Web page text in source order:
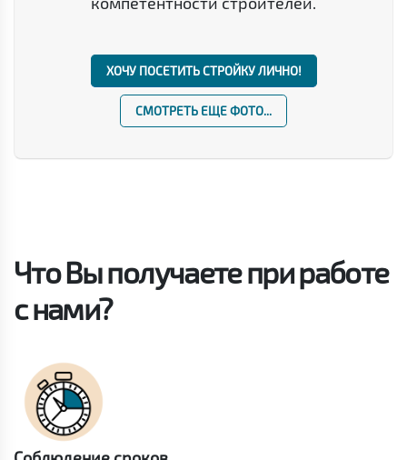
ХОЧУ ПОСЕТИТЬ СТРОЙКУ ЛИЧНО!
СМОТРЕТЬ ЕЩЕ ФОТО...
Что Вы получаете при работе
с нами?